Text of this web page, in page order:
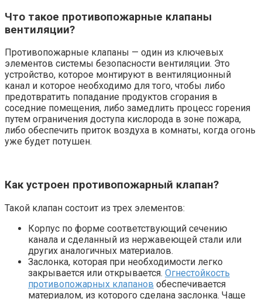
Что такое противопожарные клапаны
вентиляции?
Противопожарные клапаны — один из ключевых
элементов системы безопасности вентиляции. Это
устройство, которое монтируют в вентиляционный
канал и которое необходимо для того, чтобы либо
предотвратить попадание продуктов сгорания в
соседние помещения, либо замедлить процесс горения
путем ограничения доступа кислорода в зоне пожара,
либо обеспечить приток воздуха в комнаты, когда огонь
уже будет потушен.
Как устроен противопожарный клапан?
Такой клапан состоит из трех элементов:
Корпус по форме соответствующий сечению
канала и сделанный из нержавеющей стали или
других аналогичных материалов.
Заслонка, которая при необходимости легко
закрывается или открывается. Огнестойкость
противопожарных клапанов обеспечивается
материалом, из которого сделана заслонка. Чаще